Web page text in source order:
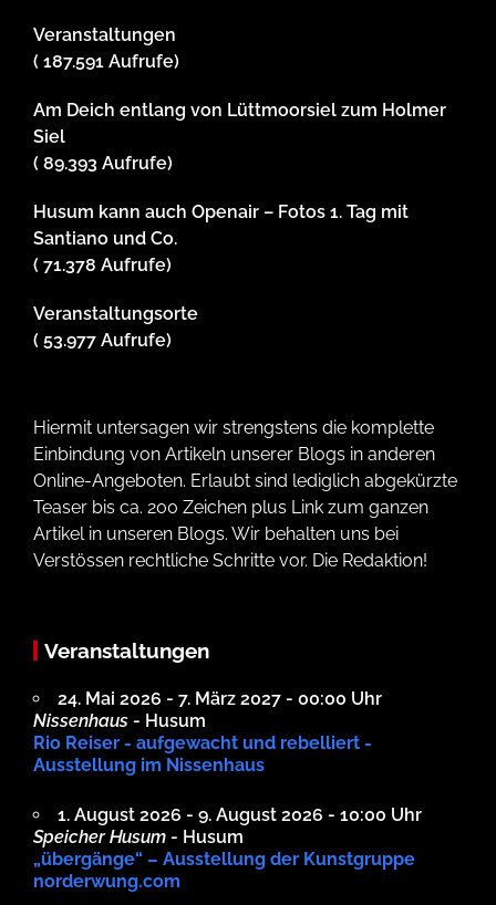
Veranstaltungen
( 187.591 Aufrufe)
Am Deich entlang von Lüttmoorsiel zum Holmer
Siel
( 89.393 Aufrufe)
Husum kann auch Openair – Fotos 1. Tag mit
Santiano und Co.
( 71.378 Aufrufe)
Veranstaltungsorte
( 53.977 Aufrufe)
Hiermit untersagen wir strengstens die komplette
Einbindung von Artikeln unserer Blogs in anderen
Online-Angeboten. Erlaubt sind lediglich abgekürzte
Teaser bis ca. 200 Zeichen plus Link zum ganzen
Artikel in unseren Blogs. Wir behalten uns bei
Verstössen rechtliche Schritte vor. Die Redaktion!
Veranstaltungen
24. Mai 2026 - 7. März 2027 - 00:00 Uhr
Nissenhaus - Husum
Rio Reiser - aufgewacht und rebelliert -
Ausstellung im Nissenhaus
1. August 2026 - 9. August 2026 - 10:00 Uhr
Speicher Husum - Husum
„übergänge“ – Ausstellung der Kunstgruppe
norderwung.com